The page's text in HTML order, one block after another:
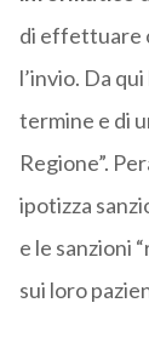
di effettuare
l’invio. Da
termine e di
Regione”.
ipotizza
e le sanzioni
sui loro